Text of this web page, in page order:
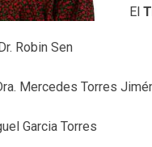
El
Robin Sen
Mercedes Torres
Garcia Torres